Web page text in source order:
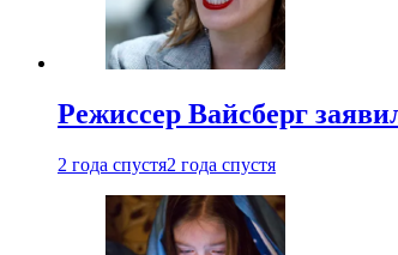
Режиссер Вайсберг
2 года спустя2 года спустя